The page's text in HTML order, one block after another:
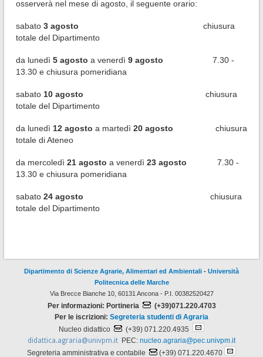
osserverà nel mese di agosto, il seguente orario:
sabato 3 agosto chiusura
totale del Dipartimento
da lunedì 5 agosto a venerdì 9 agosto 7.30 -
13.30 e chiusura pomeridiana
sabato 10 agosto chiusura
totale del Dipartimento
da lunedì 12 agosto a martedì 20 agosto chiusura
totale di Ateneo
da mercoledì 21 agosto a venerdì 23 agosto 7.30 -
13.30 e chiusura pomeridiana
sabato 24 agosto chiusura
totale del Dipartimento
Dipartimento di Scienze Agrarie, Alimentari ed Ambientali - Università
Politecnica delle Marche
Via Brecce Bianche 10, 60131 Ancona - P.I. 00382520427
Per informazioni: Portineria
(+39)071.220.4703
Per le iscrizioni: Segreteria studenti di Agraria
Nucleo didattico
(+39) 071.220.4935
didattica.agraria@univpm.it PEC: nucleo.agraria@pec.univpm.it
Segreteria amministrativa e contabile
(+39) 071.220.4670